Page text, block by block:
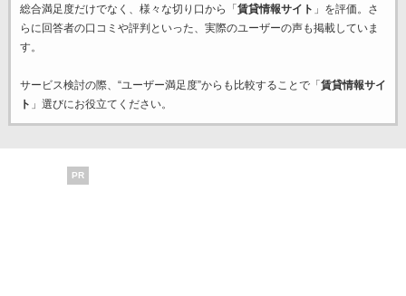
総合満足度だけでなく、様々な切り口から「 賃貸情報サイト 」を評価。さ
らに回答者の口コミや評判といった、実際のユーザーの声も掲載していま
す。
サービス検討の際、“ユーザー満足度”からも比較することで「 賃貸情報サイ
ト 」選びにお役立てください。
PR